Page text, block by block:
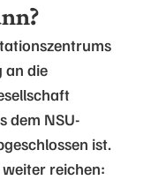
an die
dem NSU-
ist.
reichen: